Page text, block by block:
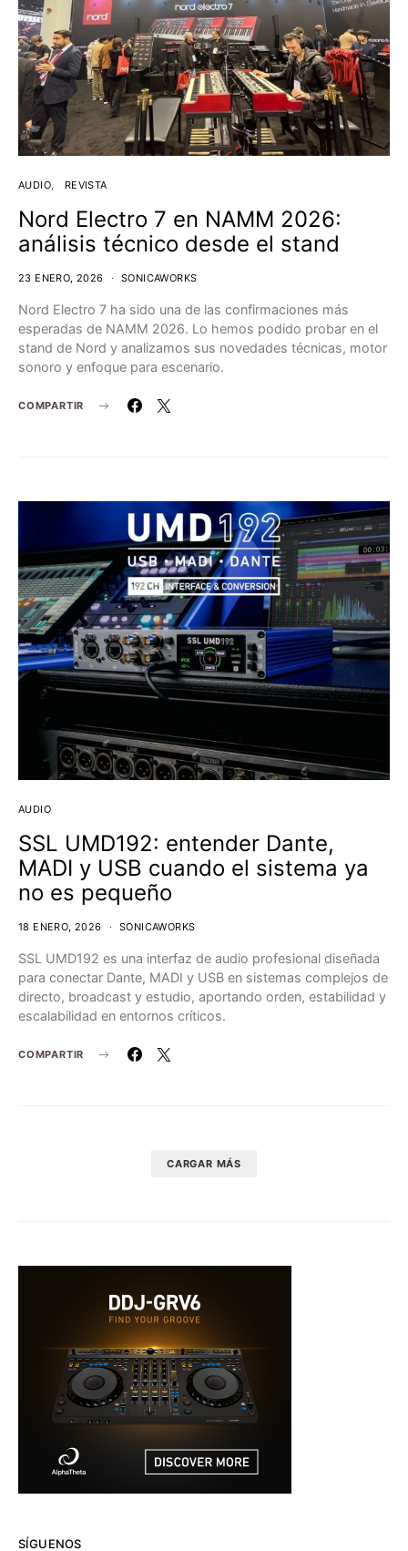
AUDIO REVISTA
Nord Electro 7 en NAMM 2026:
análisis técnico desde el stand
23 ENERO, 2026 SONICAWORKS
Nord Electro 7 ha sido una de las confirmaciones más
esperadas de NAMM 2026. Lo hemos podido probar en el
stand de Nord y analizamos sus novedades técnicas, motor
sonoro y enfoque para escenario.
COMPARTIR
AUDIO
SSL UMD192: entender Dante,
MADI y USB cuando el sistema ya
no es pequeño
18 ENERO, 2026 SONICAWORKS
SSL UMD192 es una interfaz de audio profesional diseñada
para conectar Dante, MADI y USB en sistemas complejos de
directo, broadcast y estudio, aportando orden, estabilidad y
escalabilidad en entornos críticos.
COMPARTIR
CARGAR MÁS
SÍGUENOS